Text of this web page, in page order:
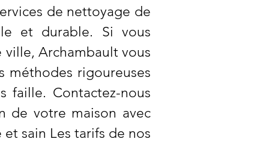
de nettoyage de
et durable. Si vous
Archambault vous
méthodes rigoureuses
faille. Contactez-nous
de votre maison avec
sain Les tarifs de nos